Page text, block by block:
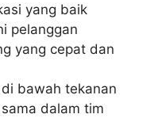
yang baik
pelanggan
yang cepat dan
bawah tekanan
dalam tim